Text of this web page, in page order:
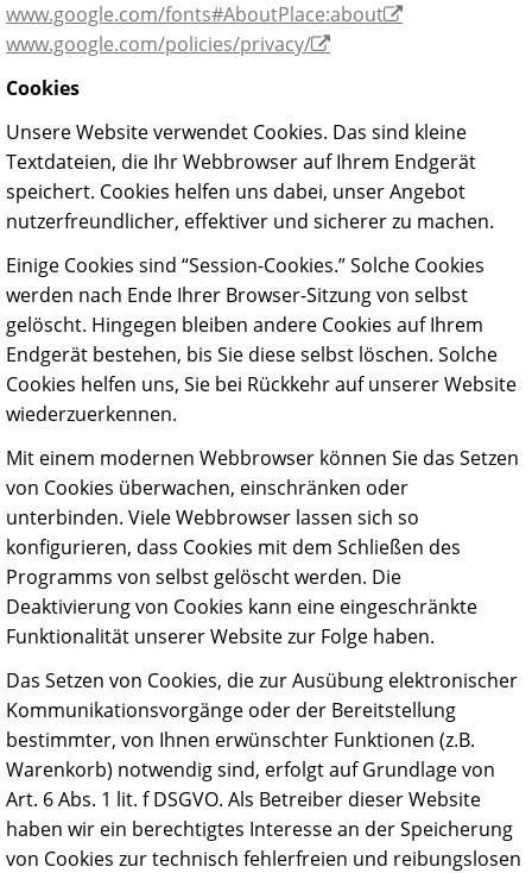
www.google.com/fonts#AboutPlace:about
www.google.com/policies/privacy/
Cookies
Unsere Website verwendet Cookies. Das sind kleine
Textdateien, die Ihr Webbrowser auf Ihrem Endgerät
speichert. Cookies helfen uns dabei, unser Angebot
nutzerfreundlicher, effektiver und sicherer zu machen.
Einige Cookies sind “Session-Cookies.” Solche Cookies
werden nach Ende Ihrer Browser-Sitzung von selbst
gelöscht. Hingegen bleiben andere Cookies auf Ihrem
Endgerät bestehen, bis Sie diese selbst löschen. Solche
Cookies helfen uns, Sie bei Rückkehr auf unserer Website
wiederzuerkennen.
Mit einem modernen Webbrowser können Sie das Setzen
von Cookies überwachen, einschränken oder
unterbinden. Viele Webbrowser lassen sich so
konfigurieren, dass Cookies mit dem Schließen des
Programms von selbst gelöscht werden. Die
Deaktivierung von Cookies kann eine eingeschränkte
Funktionalität unserer Website zur Folge haben.
Das Setzen von Cookies, die zur Ausübung elektronischer
Kommunikationsvorgänge oder der Bereitstellung
bestimmter, von Ihnen erwünschter Funktionen (z.B.
Warenkorb) notwendig sind, erfolgt auf Grundlage von
Art. 6 Abs. 1 lit. f DSGVO. Als Betreiber dieser Website
haben wir ein berechtigtes Interesse an der Speicherung
von Cookies zur technisch fehlerfreien und reibungslosen